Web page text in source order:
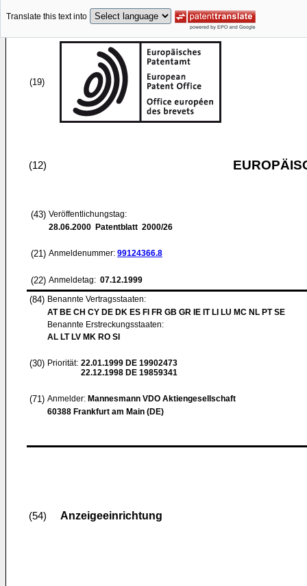
Translate this text into
(19)
(12)
(43) Veröffentlichungstag:
28.06.2000 Patentblatt 2000/26
(21) Anmeldenummer: 99124366.8
(22) Anmeldetag: 07.12.1999
(84) Benannte Vertragsstaaten:
AT BE CH CY DE DK ES FI FR GB GR IE IT LI LU MC NL PT SE
Benannte Erstreckungsstaaten:
AL LT LV MK RO SI
(30) Priorität: 22.01.1999 DE 19902473
22.12.1998 DE 19859341
(71) Anmelder: Mannesmann VDO Aktiengesellschaft
60388 Frankfurt am Main (DE)
(54) Anzeigeeinrichtung